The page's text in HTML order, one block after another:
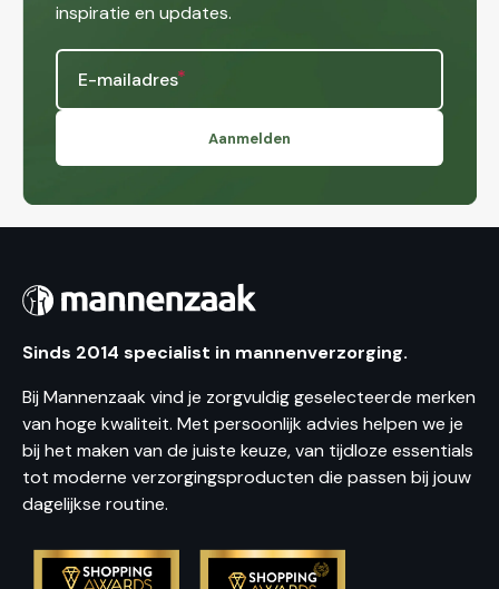
inspiratie en updates.
E-mailadres
Aanmelden
Sinds 2014 specialist in mannenverzorging.
Bij Mannenzaak vind je zorgvuldig geselecteerde merken
van hoge kwaliteit. Met persoonlijk advies helpen we je
bij het maken van de juiste keuze, van tijdloze essentials
tot moderne verzorgingsproducten die passen bij jouw
dagelijkse routine.